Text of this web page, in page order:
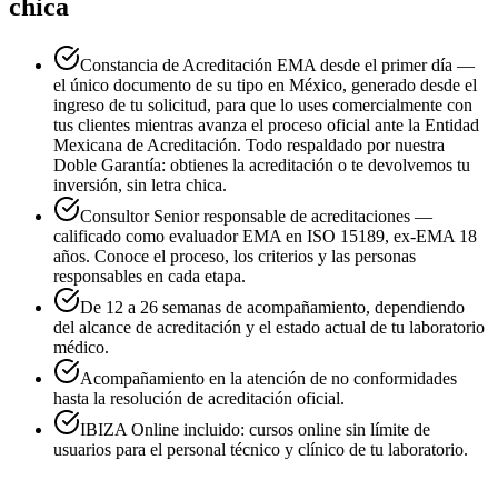
chica
Constancia de Acreditación EMA desde el primer día —
el único documento de su tipo en México, generado desde el
ingreso de tu solicitud, para que lo uses comercialmente con
tus clientes mientras avanza el proceso oficial ante la Entidad
Mexicana de Acreditación. Todo respaldado por nuestra
Doble Garantía: obtienes la acreditación o te devolvemos tu
inversión, sin letra chica.
Consultor Senior responsable de acreditaciones —
calificado como evaluador EMA en ISO 15189, ex-EMA 18
años. Conoce el proceso, los criterios y las personas
responsables en cada etapa.
De 12 a 26 semanas de acompañamiento, dependiendo
del alcance de acreditación y el estado actual de tu laboratorio
médico.
Acompañamiento en la atención de no conformidades
hasta la resolución de acreditación oficial.
IBIZA Online incluido: cursos online sin límite de
usuarios para el personal técnico y clínico de tu laboratorio.